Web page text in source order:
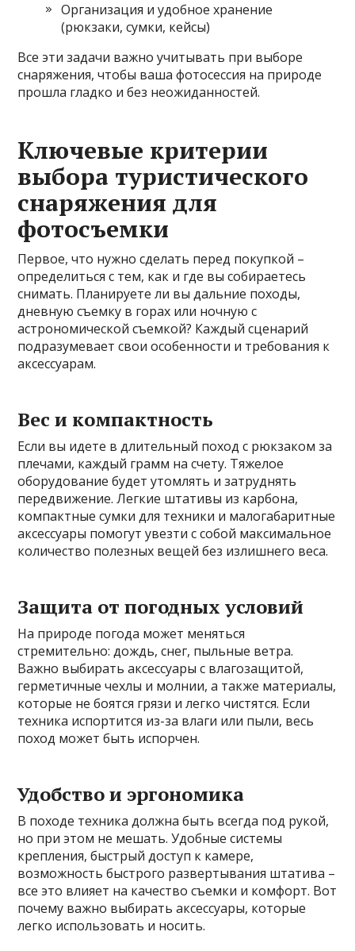
Организация и удобное хранение
(рюкзаки, сумки, кейсы)
Все эти задачи важно учитывать при выборе
снаряжения, чтобы ваша фотосессия на природе
прошла гладко и без неожиданностей.
Ключевые критерии
выбора туристического
снаряжения для
фотосъемки
Первое, что нужно сделать перед покупкой –
определиться с тем, как и где вы собираетесь
снимать. Планируете ли вы дальние походы,
дневную съемку в горах или ночную с
астрономической съемкой? Каждый сценарий
подразумевает свои особенности и требования к
аксессуарам.
Вес и компактность
Если вы идете в длительный поход с рюкзаком за
плечами, каждый грамм на счету. Тяжелое
оборудование будет утомлять и затруднять
передвижение. Легкие штативы из карбона,
компактные сумки для техники и малогабаритные
аксессуары помогут увезти с собой максимальное
количество полезных вещей без излишнего веса.
Защита от погодных условий
На природе погода может меняться
стремительно: дождь, снег, пыльные ветра.
Важно выбирать аксессуары с влагозащитой,
герметичные чехлы и молнии, а также материалы,
которые не боятся грязи и легко чистятся. Если
техника испортится из-за влаги или пыли, весь
поход может быть испорчен.
Удобство и эргономика
В походе техника должна быть всегда под рукой,
но при этом не мешать. Удобные системы
крепления, быстрый доступ к камере,
возможность быстрого развертывания штатива –
все это влияет на качество съемки и комфорт. Вот
почему важно выбирать аксессуары, которые
легко использовать и носить.